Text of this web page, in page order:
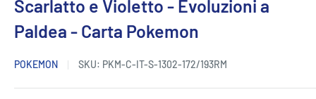
Scarlatto e Violetto - Evoluzioni a
Paldea - Carta Pokemon
POKEMON SKU: PKM-C-IT-S-1302-172/193RM